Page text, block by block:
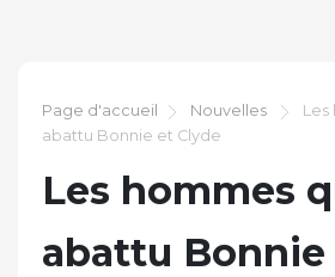
Page d'accueil Nouvelles
Les
abattu Bonnie et Clyde
Les hommes
abattu